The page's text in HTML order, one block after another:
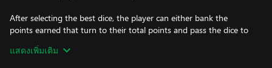
After selecting the best dice, the player can either bank the
points earned that turn to their total points and pass the dice to
remaining dice again, hoping to earn more points.
แสดงเพิ่มเติม